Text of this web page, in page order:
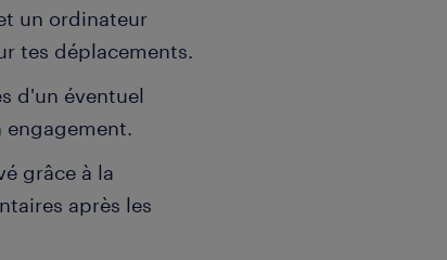
un ordinateur
tes déplacements.
d'un éventuel
grâce à la
après les